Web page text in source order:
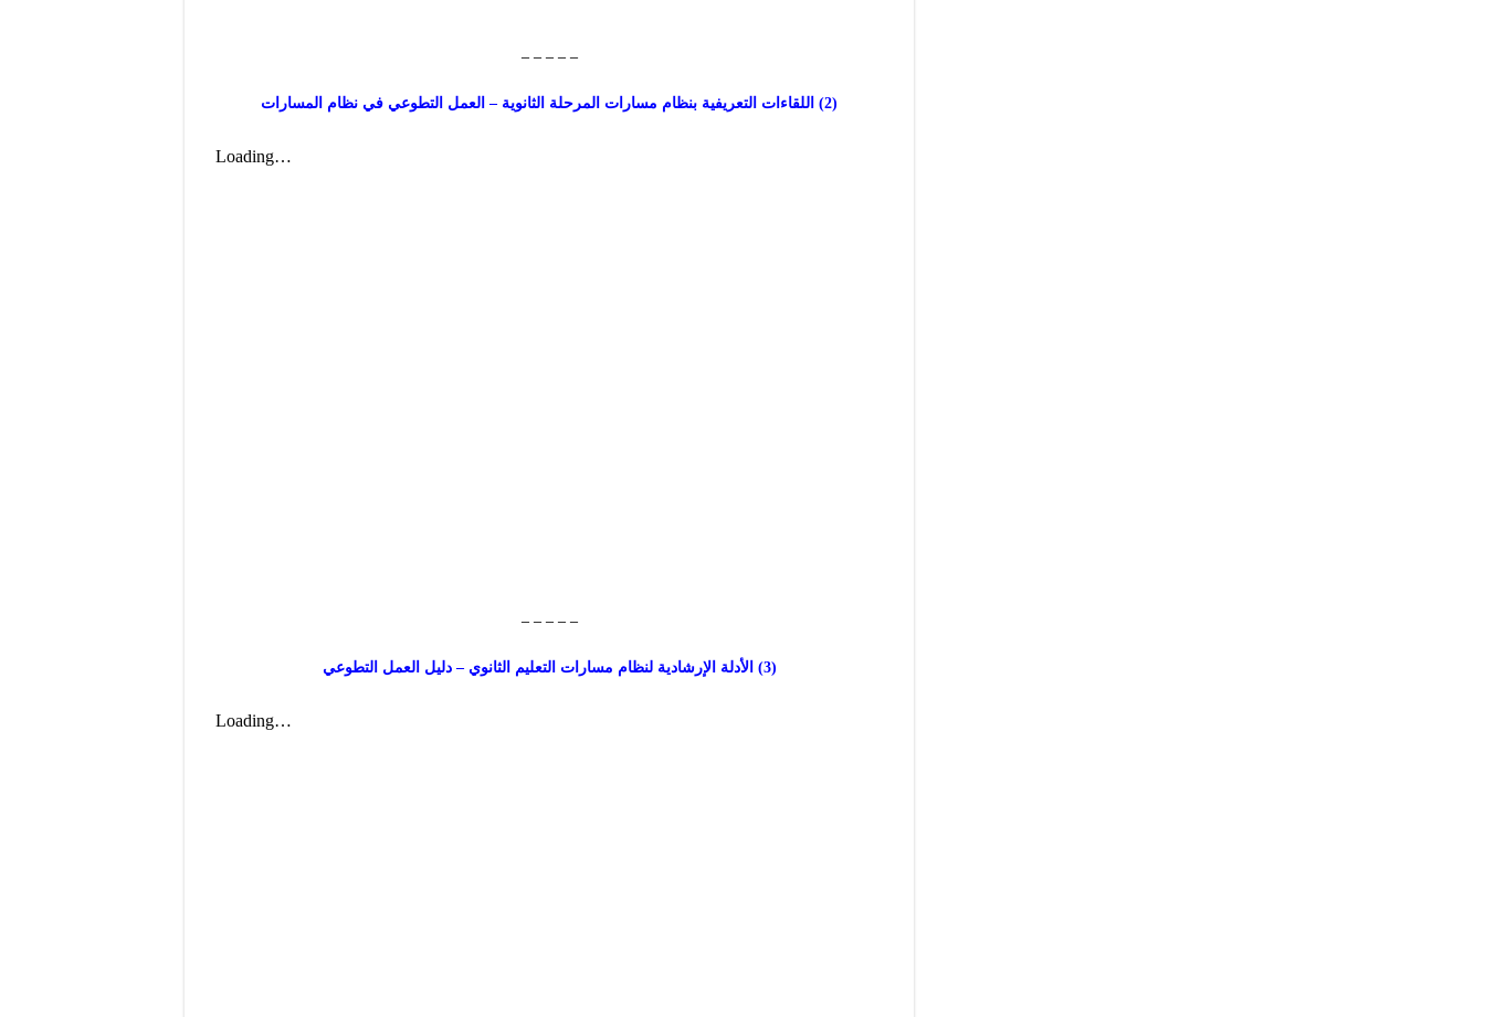
– – – – –
(2) اللقاءات التعريفية بنظام مسارات المرحلة الثانوية – العمل التطوعي في نظام المسارات
– – – – –
(3) الأدلة الإرشادية لنظام مسارات التعليم الثانوي – دليل العمل التطوعي